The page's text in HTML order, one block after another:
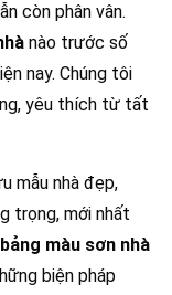
còn phân vân.
nào trước số
nay. Chúng tôi
yêu thích từ tất
mẫu nhà đẹp,
trọng, mới nhất
bảng màu sơn nhà
biện pháp